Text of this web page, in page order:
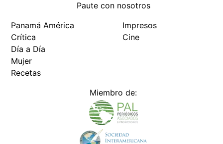
Paute con nosotros
Panamá América
Crítica
Día a Día
Mujer
Recetas
Impresos
Cine
Miembro de: